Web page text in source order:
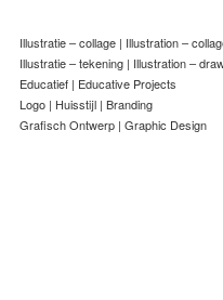
Illustratie – collage | Illustration –
Illustratie – tekening | Illustration –
Educatief | Educative Projects
Logo | Huisstijl | Branding
Grafisch Ontwerp | Graphic Design